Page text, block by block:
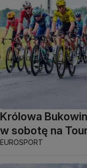
Królowa
w sobotę na
EUROSPORT